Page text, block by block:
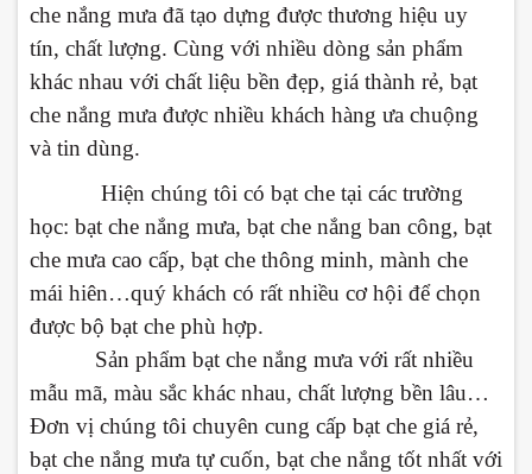
che nắng mưa đã tạo dựng được thương hiệu uy
tín, chất lượng. Cùng với nhiều dòng sản phẩm
khác nhau với chất liệu bền đẹp, giá thành rẻ, bạt
che nắng mưa được nhiều khách hàng ưa chuộng
và tin dùng.
Hiện chúng tôi có bạt che tại các trường
học: bạt che nắng mưa, bạt che nắng ban công, bạt
che mưa cao cấp, bạt che thông minh, mành che
mái hiên…quý khách có rất nhiều cơ hội để chọn
được bộ bạt che phù hợp.
Sản phẩm bạt che nắng mưa với rất nhiều
mẫu mã, màu sắc khác nhau, chất lượng bền lâu…
Đơn vị chúng tôi chuyên cung cấp bạt che giá rẻ,
bạt che nắng mưa tự cuốn, bạt che nắng tốt nhất với